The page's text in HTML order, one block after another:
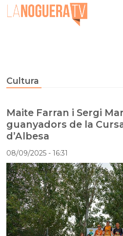
Cultura
Maite Farran i Sergi
guanyadors de la
d’Albesa
08/09/2025- 16:31